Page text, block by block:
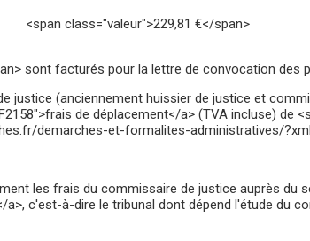
<span class="valeur">229,81 €</span>
sont facturés pour la lettre de convocation des
justice (anciennement huissier de justice et
de déplacement</a> (TVA incluse) de
demarches-et-formalites-administratives/
les frais du commissaire de justice auprès
a>, c'est-à-dire le tribunal dont dépend l'étude du